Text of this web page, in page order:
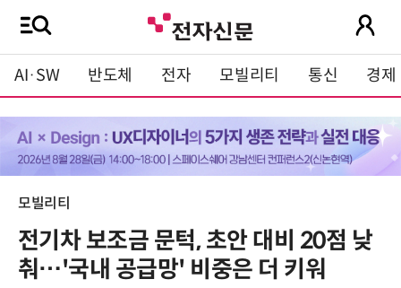
AI·SW 반도체 전자 모빌리티 통신 경제
모빌리티
전기차 보조금 문턱, 초안 대비 20점 낮
춰…'국내 공급망' 비중은 더 키워